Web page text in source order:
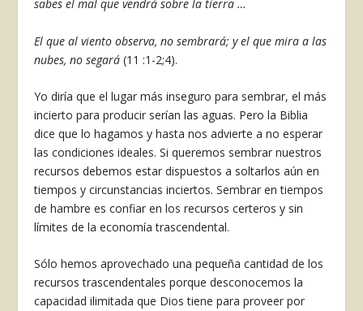
sabes el mal que vendrá sobre la tierra …
El que al viento observa, no sembrará; y el que mira a las
nubes, no segará(11 :1-2;4).
Yo diría que el lugar más inseguro para sembrar, el más
incierto para producir serían las aguas. Pero la Biblia
dice que lo hagamos y hasta nos advierte a no esperar
las condiciones ideales. Si queremos sembrar nuestros
recursos debemos estar dispues­tos a soltarlos aún en
tiempos y circunstancias in­ciertos. Sembrar en tiempos
de hambre es confiar en los recursos certeros y sin
límites de la econo­mía trascendental.
Sólo hemos aprovechado una pequeña cantidad de los
recursos trascendentales porque desconocemos la
capacidad ilimitada que Dios tiene para pro­veer por